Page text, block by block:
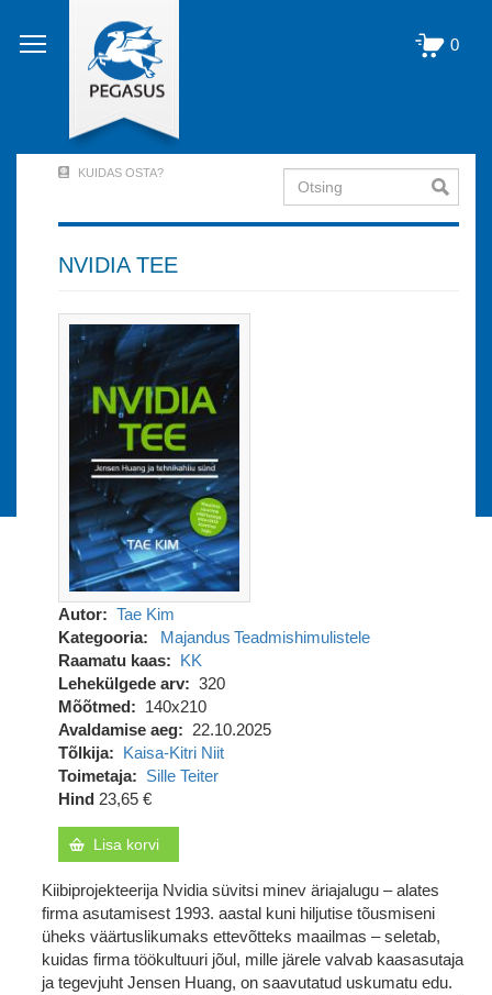
edasi
põhisisu
0
Account
Menu
out)
KUIDAS OSTA? Otsing
NVIDIA TEE
Autor
Tae Kim
Kategooria
Majandus Teadmishimulistele
Raamatu kaas
KK
Lehekülgede arv
320
Mõõtmed
140x210
Avaldamise aeg
22.10.2025
Tõlkija
Kaisa-Kitri Niit
Toimetaja
Sille Teiter
Hind 23,65 €
Lisa korvi
Kiibiprojekteerija Nvidia süvitsi minev äriajalugu – alates
firma asutamisest 1993. aastal kuni hiljutise tõusmiseni
üheks väärtuslikumaks ettevõtteks maailmas – seletab,
kuidas firma töökultuuri jõul, mille järele valvab kaasasutaja
ja tegevjuht Jensen Huang, on saavutatud uskumatu edu.